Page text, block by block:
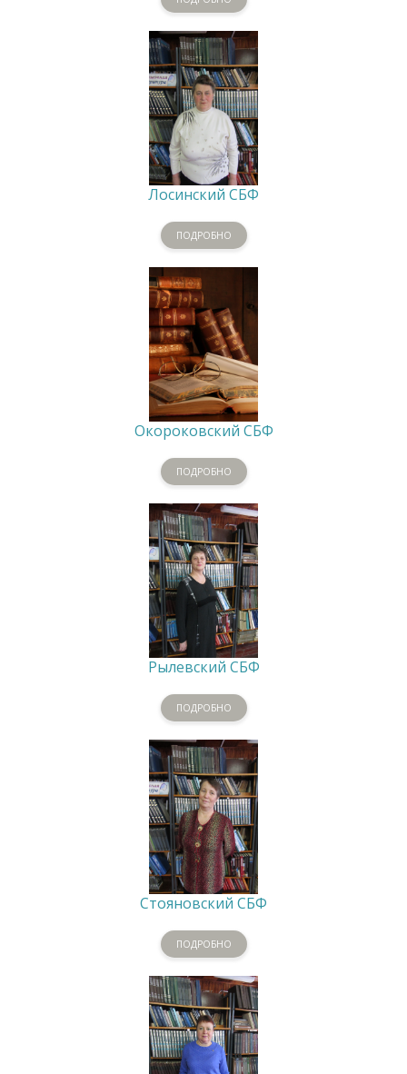
Лосинский СБФ
ПОДРОБНО
Окороковский СБФ
ПОДРОБНО
Рылевский СБФ
ПОДРОБНО
Стояновский СБФ
ПОДРОБНО